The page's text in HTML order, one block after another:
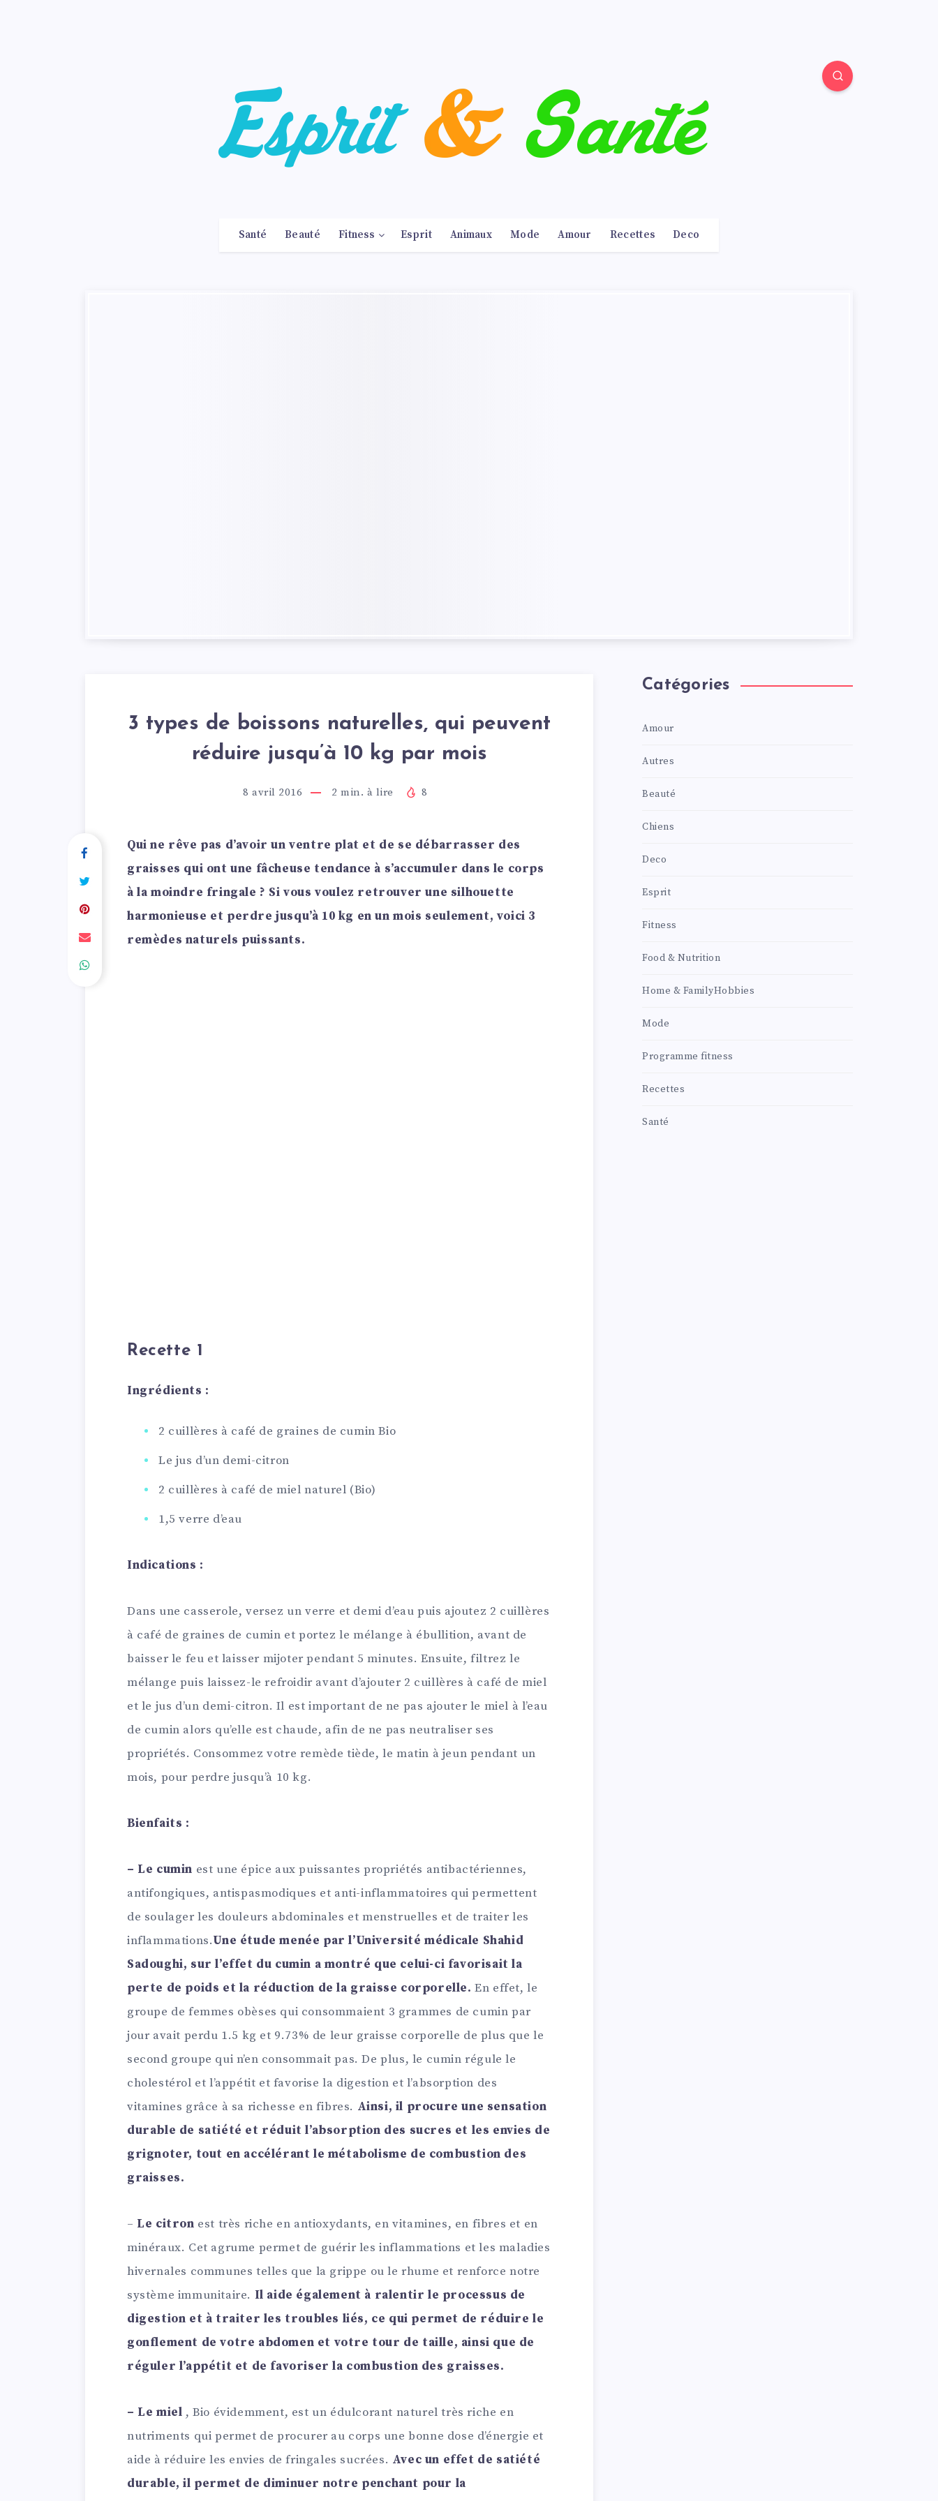
Santé Beauté Fitness Esprit Animaux Mode Amour Recettes Deco
3 types de boissons naturelles, qui peuvent
réduire jusqu’à 10 kg par mois
8 avril 2016 2 min. à lire 8
Qui ne rêve pas d’avoir un ventre plat et de se débarrasser des
graisses qui ont une fâcheuse tendance à s’accumuler dans le corps
à la moindre fringale ? Si vous voulez retrouver une silhouette
harmonieuse et perdre jusqu’à 10 kg en un mois seulement, voici 3
remèdes naturels puissants.
Recette 1
Ingrédients :
2 cuillères à café de graines de cumin Bio
Le jus d’un demi-citron
2 cuillères à café de miel naturel (Bio)
1,5 verre d’eau
Indications :
Dans une casserole, versez un verre et demi d’eau puis ajoutez 2 cuillères
à café de graines de cumin et portez le mélange à ébullition, avant de
baisser le feu et laisser mijoter pendant 5 minutes. Ensuite, filtrez le
mélange puis laissez-le refroidir avant d’ajouter 2 cuillères à café de miel
et le jus d’un demi-citron. Il est important de ne pas ajouter le miel à l’eau
de cumin alors qu’elle est chaude, afin de ne pas neutraliser ses
propriétés. Consommez votre remède tiède, le matin à jeun pendant un
mois, pour perdre jusqu’à 10 kg.
Bienfaits :
– Le cumin est une épice aux puissantes propriétés antibactériennes,
antifongiques, antispasmodiques et anti-inflammatoires qui permettent
de soulager les douleurs abdominales et menstruelles et de traiter les
inflammations.Une étude menée par l’Université médicale Shahid
Sadoughi, sur l’effet du cumin a montré que celui-ci favorisait la
perte de poids et la réduction de la graisse corporelle. En effet, le
groupe de femmes obèses qui consommaient 3 grammes de cumin par
jour avait perdu 1.5 kg et 9.73% de leur graisse corporelle de plus que le
second groupe qui n’en consommait pas. De plus, le cumin régule le
cholestérol et l’appétit et favorise la digestion et l’absorption des
vitamines grâce à sa richesse en fibres. Ainsi, il procure une sensation
durable de satiété et réduit l’absorption des sucres et les envies de
grignoter, tout en accélérant le métabolisme de combustion des
graisses.
– Le citron est très riche en antioxydants, en vitamines, en fibres et en
minéraux. Cet agrume permet de guérir les inflammations et les maladies
hivernales communes telles que la grippe ou le rhume et renforce notre
système immunitaire. Il aide également à ralentir le processus de
digestion et à traiter les troubles liés, ce qui permet de réduire le
gonflement de votre abdomen et votre tour de taille, ainsi que de
réguler l’appétit et de favoriser la combustion des graisses.
– Le miel , Bio évidemment, est un édulcorant naturel très riche en
nutriments qui permet de procurer au corps une bonne dose d’énergie et
aide à réduire les envies de fringales sucrées. Avec un effet de satiété
durable, il permet de diminuer notre penchant pour la
Catégories
Amour
Autres
Beauté
Chiens
Deco
Esprit
Fitness
Food & Nutrition
Home & FamilyHobbies
Mode
Programme fitness
Recettes
Santé